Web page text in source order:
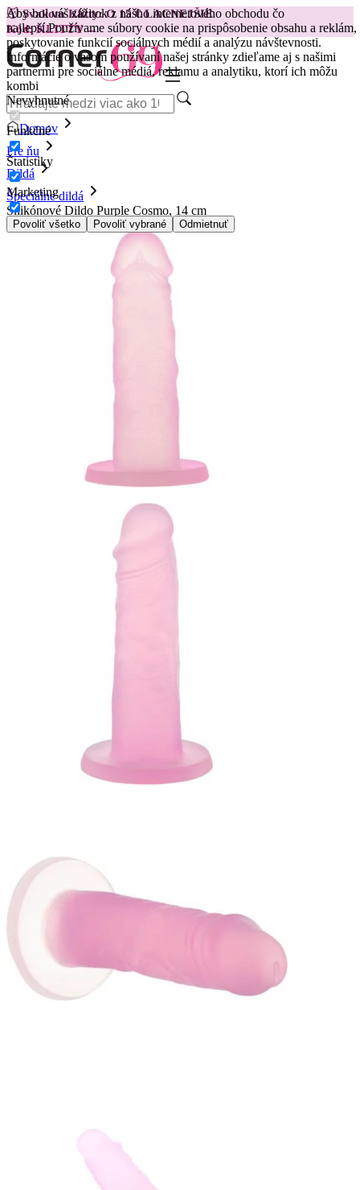
Aby bol váš zážitok z nášho internetového obchodu čo
najlepší.Používame súbory cookie na prispôsobenie obsahu a reklám,
poskytovanie funkcií sociálnych médií a analýzu návštevnosti.
Informácie o vašom používaní našej stránky zdieľame aj s našimi
partnermi pre sociálne médiá, reklamu a analytiku, ktorí ich môžu
kombi
Nevyhnutné
Funkčné
Štatistiky
Marketing
Povoliť všetko Povoliť vybrané Odmietnuť
😽Svakom Klitty: O 15 € LACNEJŠIE
Kód: KLITTY →
Domov
Pre ňu
Dildá
Špeciálne dildá
Silikónové Dildo Purple Cosmo, 14 cm